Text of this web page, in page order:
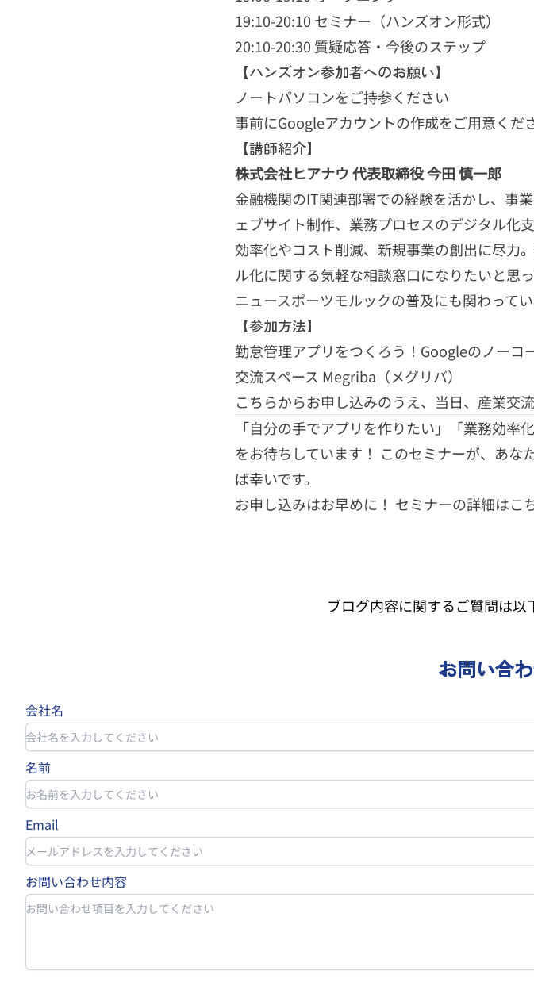
19:10-20:10 セミナー（ハンズオン形式）
20:10-20:30 質疑応答・今後のステップ
【ハンズオン参加者へのお願い】
ノートパソコンをご持参ください
事前にGoogleアカウントの作成をご用意くだ
【講師紹介】
株式会社ヒアナウ 代表取締役 今田 慎一郎
金融機関のIT関連部署での経験を活かし、事
ェブサイト制作、業務プロセスのデジタル化
効率化やコスト削減、新規事業の創出に尽力
ル化に関する気軽な相談窓口になりたいと思
ニュースポーツモルックの普及にも関わってい
【参加方法】
勤怠管理アプリをつくろう！Googleのノー
交流スペース Megriba（メグリバ）
こちらからお申し込みのうえ、当日、産業交
「自分の手でアプリを作りたい」「業務効
をお待ちしています！ このセミナーが、あ
ば幸いです。
お申し込みはお早めに！ セミナーの詳細はこ
ブログ内容に関するご質問は
お問い合
会社名
名前
Email
お問い合わせ内容